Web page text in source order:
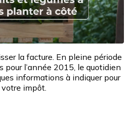
la facture. En pleine période
pour l’année 2015, le quotidien
informations à indiquer pour
impôt.